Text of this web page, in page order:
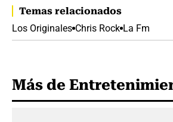
Temas relacionados
Los Originales Chris Rock La Fm
Más de